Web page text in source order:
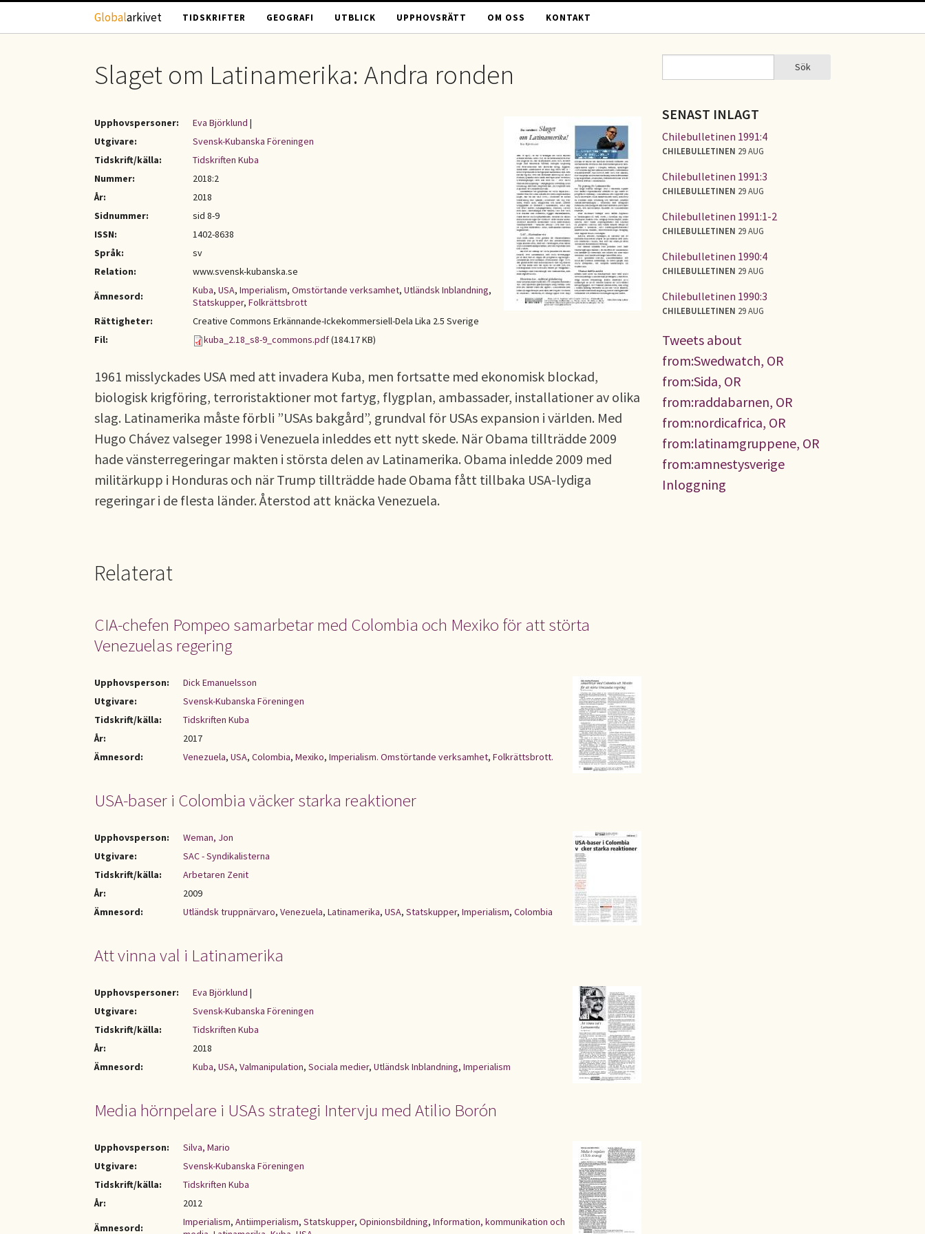
Hoppa till huvudinnehåll
Globalarkivet TIDSKRIFTER GEOGRAFI UTBLICK UPPHOVSRÄTT OM OSS KONTAKT
Slaget om Latinamerika: Andra ronden
Upphovspersoner: Eva Björklund |
Utgivare:
Svensk-Kubanska Föreningen
Tidskrift/källa:
Tidskriften Kuba
Nummer:
2018:2
År:
2018
Sidnummer:
sid 8-9
ISSN:
1402-8638
Språk:
sv
Relation:
www.svensk-kubanska.se
Ämnesord:
Kuba, USA, Imperialism, Omstörtande verksamhet, Utländsk Inblandning,
Statskupper, Folkrättsbrott
Rättigheter:
Creative Commons Erkännande-Ickekommersiell-Dela Lika 2.5 Sverige
Fil:
kuba_2.18_s8-9_commons.pdf(184.17 KB)
1961 misslyckades USA med att invadera Kuba, men fortsatte med ekonomisk blockad,
biologisk krigföring, terroristaktioner mot fartyg, flygplan, ambassader, installationer av olika
slag. Latinamerika måste förbli ”USAs bakgård”, grundval för USAs expansion i världen. Med
Hugo Chávez valseger 1998 i Venezuela inleddes ett nytt skede. När Obama tillträdde 2009
hade vänsterregeringar makten i största delen av Latinamerika. Obama inledde 2009 med
militärkupp i Honduras och när Trump tillträdde hade Obama fått tillbaka USA-lydiga
regeringar i de flesta länder. Återstod att knäcka Venezuela.
Relaterat
CIA-chefen Pompeo samarbetar med Colombia och Mexiko för att störta
Venezuelas regering
Upphovsperson:
Dick Emanuelsson
Utgivare:
Svensk-Kubanska Föreningen
Tidskrift/källa:
Tidskriften Kuba
År:
2017
Ämnesord:
Venezuela, USA, Colombia, Mexiko, Imperialism. Omstörtande verksamhet, Folkrättsbrott.
USA-baser i Colombia väcker starka reaktioner
Upphovsperson:
Weman, Jon
Utgivare:
SAC - Syndikalisterna
Tidskrift/källa:
Arbetaren Zenit
År:
2009
Ämnesord:
Utländsk truppnärvaro, Venezuela, Latinamerika, USA, Statskupper, Imperialism, Colombia
Att vinna val i Latinamerika
Upphovspersoner: Eva Björklund |
Utgivare:
Svensk-Kubanska Föreningen
Tidskrift/källa:
Tidskriften Kuba
År:
2018
Ämnesord:
Kuba, USA, Valmanipulation, Sociala medier, Utländsk Inblandning, Imperialism
Media hörnpelare i USAs strategi Intervju med Atilio Borón
Upphovsperson:
Silva, Mario
Utgivare:
Svensk-Kubanska Föreningen
Tidskrift/källa:
Tidskriften Kuba
År:
2012
Ämnesord:
Imperialism, Antiimperialism, Statskupper, Opinionsbildning, Information, kommunikation och
SÖKFORMULÄR Sök
SENAST INLAGT
Chilebulletinen 1991:4
CHILEBULLETINEN 29 AUG
Chilebulletinen 1991:3
CHILEBULLETINEN 29 AUG
Chilebulletinen 1991:1-2
CHILEBULLETINEN 29 AUG
Chilebulletinen 1990:4
CHILEBULLETINEN 29 AUG
Chilebulletinen 1990:3
CHILEBULLETINEN 29 AUG
Tweets about
from:Swedwatch, OR
from:Sida, OR
from:raddabarnen, OR
from:nordicafrica, OR
from:latinamgruppene, OR
from:amnestysverige
Inloggning